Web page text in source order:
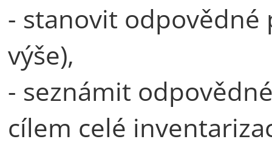
- stanovit odpovědné
výše),
- seznámit
cílem celé